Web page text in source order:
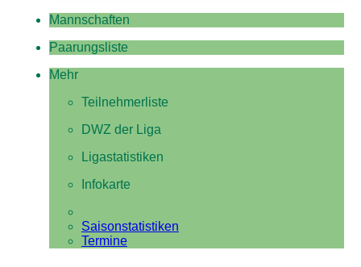
Mannschaften
Paarungsliste
Mehr
Teilnehmerliste
DWZ der Liga
Ligastatistiken
Infokarte
Saisonstatistiken
Termine